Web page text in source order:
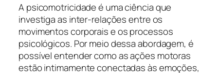
A psicomotricidade é uma ciência que
investiga as inter-relações entre os
movimentos corporais e os processos
psicológicos. Por meio dessa abordagem, é
possível entender como as ações motoras
estão intimamente conectadas às emoções,